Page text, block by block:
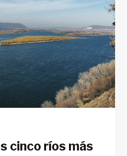
cinco ríos más